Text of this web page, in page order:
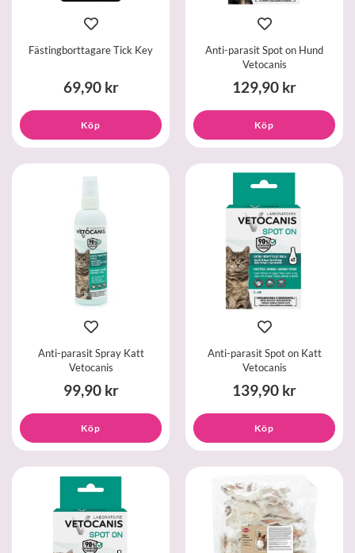
Fästingborttagare Tick Key
69,90 kr
Köp
Anti-parasit Spot on Hund
Vetocanis
129,90 kr
Köp
Anti-parasit Spray Katt
Vetocanis
99,90 kr
Köp
Anti-parasit Spot on Katt
Vetocanis
139,90 kr
Köp